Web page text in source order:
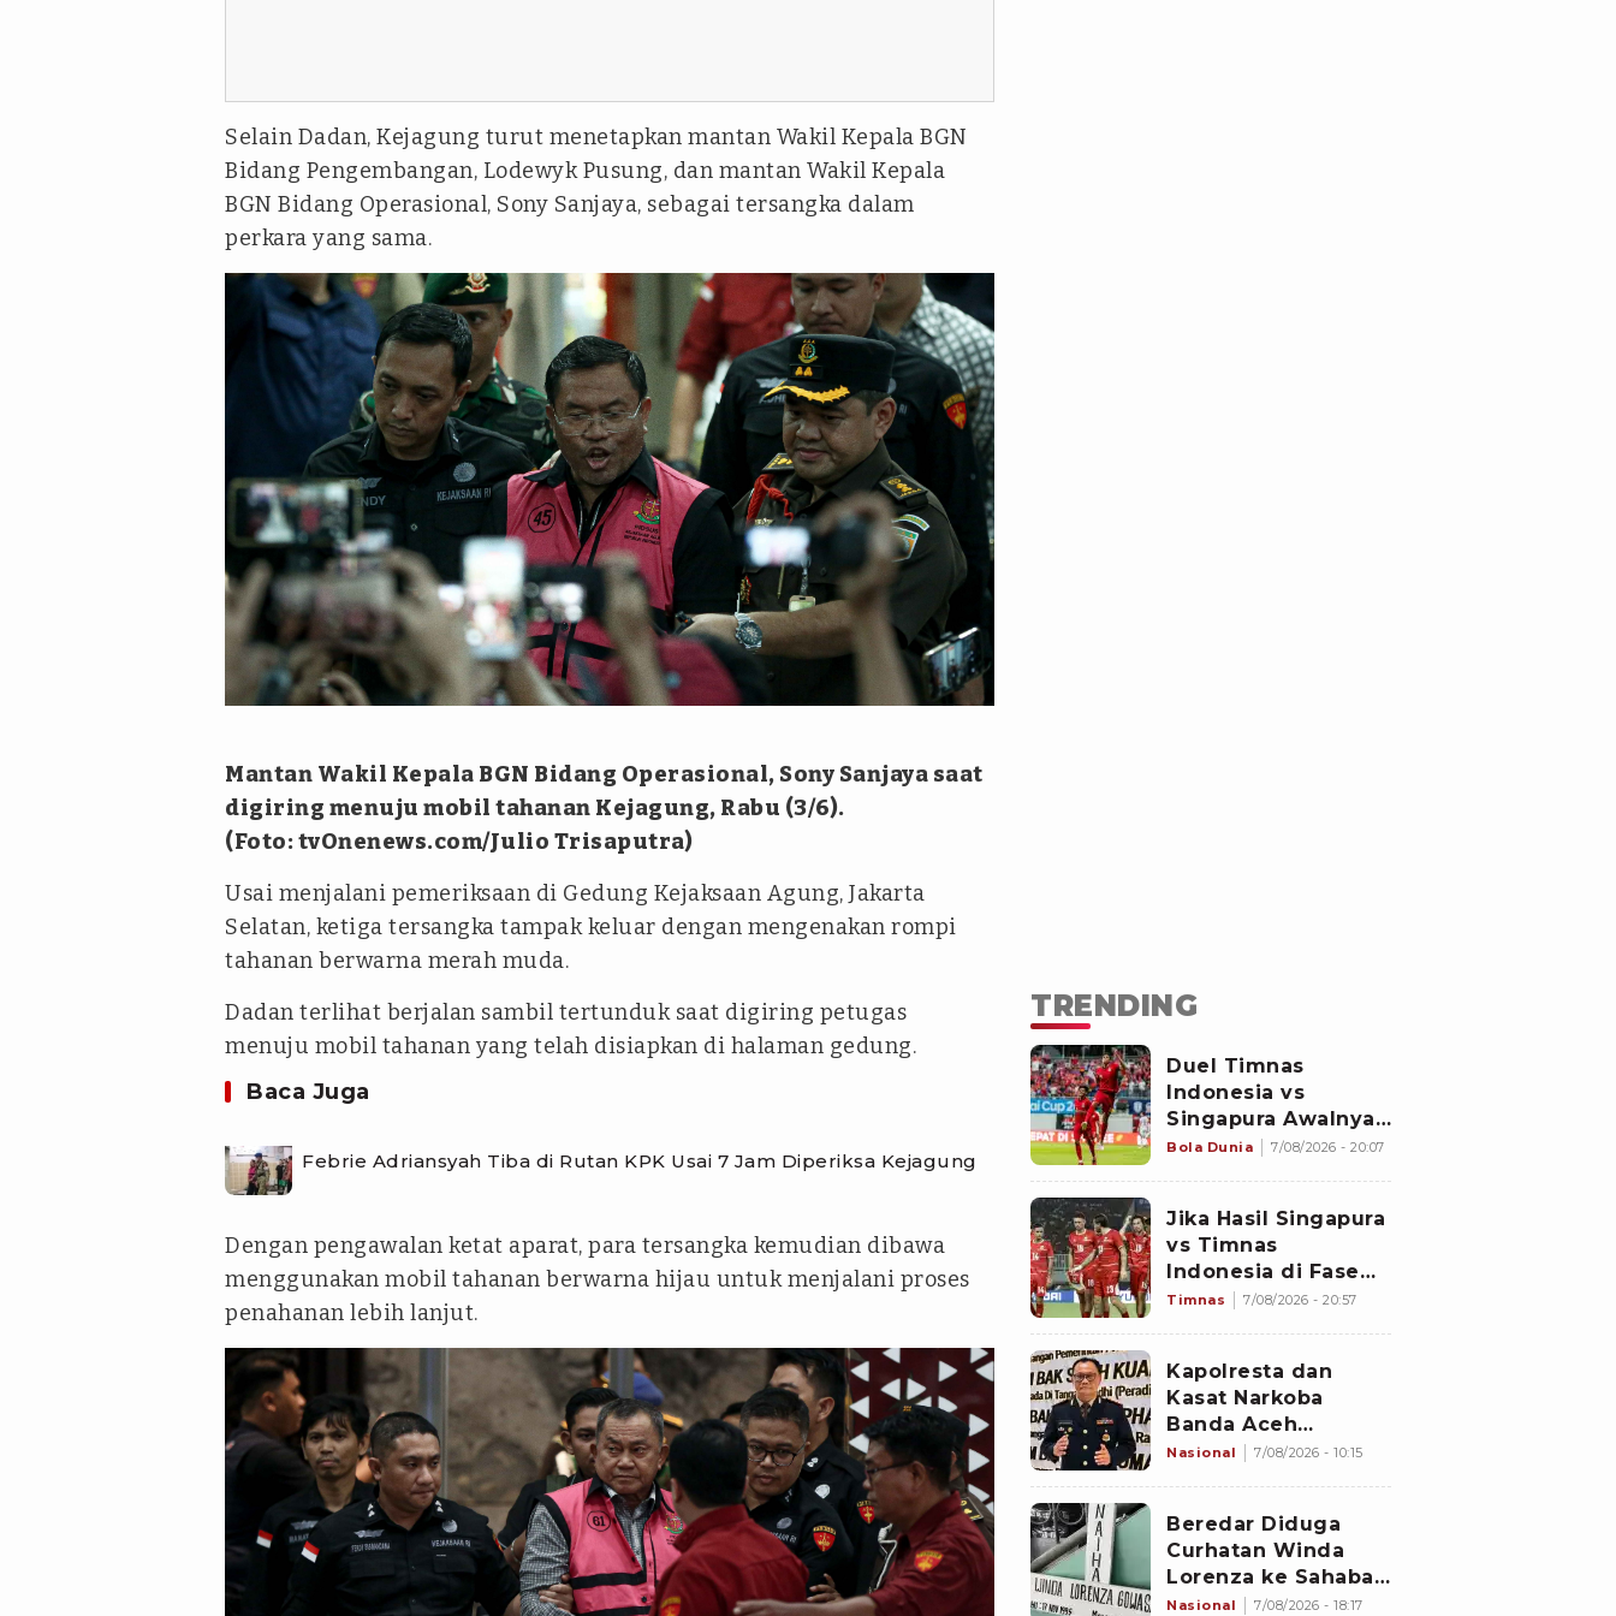
Selain Dadan, Kejagung turut menetapkan mantan Wakil Kepala BGN
Bidang Pengembangan, Lodewyk Pusung, dan mantan Wakil Kepala
BGN Bidang Operasional, Sony Sanjaya, sebagai tersangka dalam
perkara yang sama.
Mantan Wakil Kepala BGN Bidang Operasional, Sony Sanjaya saat
digiring menuju mobil tahanan Kejagung, Rabu (3/6).
(Foto: tvOnenews.com/Julio Trisaputra)
Usai menjalani pemeriksaan di Gedung Kejaksaan Agung, Jakarta
Selatan, ketiga tersangka tampak keluar dengan mengenakan rompi
tahanan berwarna merah muda.
Dadan terlihat berjalan sambil tertunduk saat digiring petugas
menuju mobil tahanan yang telah disiapkan di halaman gedung.
Baca Juga
Febrie Adriansyah Tiba di Rutan KPK Usai 7 Jam Diperiksa Kejagung
Dengan pengawalan ketat aparat, para tersangka kemudian dibawa
menggunakan mobil tahanan berwarna hijau untuk menjalani proses
penahanan lebih lanjut.
TRENDING
Duel Timnas
Indonesia vs
Singapura Awalnya
Bukan di Stadion
Bola Dunia 7/08/2026 - 20:07
Jika Hasil Singapura
vs Timnas
Indonesia di Fase
Grup Piala AFF 2026
Timnas 7/08/2026 - 20:57
Kapolresta dan
Kasat Narkoba
Banda Aceh
Diperiksa
Nasional 7/08/2026 - 10:15
Beredar Diduga
Curhatan Winda
Lorenza ke Sahabat,
Temukan Fakta
Nasional 7/08/2026 - 18:17